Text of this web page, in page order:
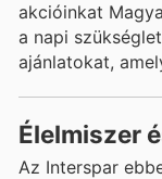
akcióinkat
a napi
ajánlatokat,
Élelmiszer
Az Interspar